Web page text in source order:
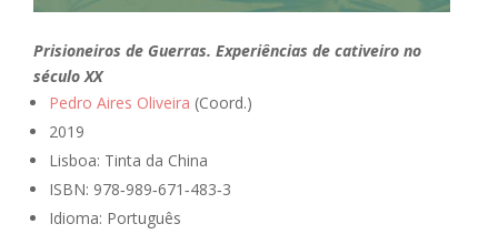
Prisioneiros de Guerras. Experiências de cativeiro no
século XX
Pedro Aires Oliveira (Coord.)
2019
Lisboa: Tinta da China
ISBN: 978‑989‑671‑483‑3
Idioma: Português